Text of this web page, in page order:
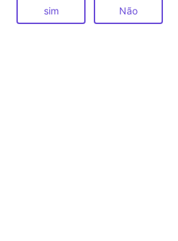
sim Não